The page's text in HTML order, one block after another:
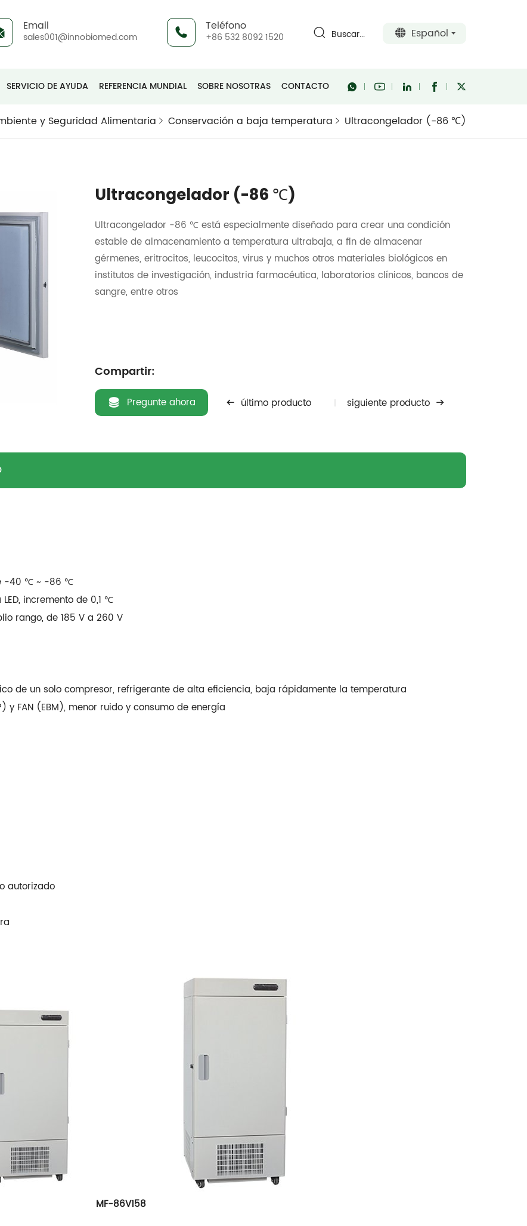
Español
Buscar...
Email
sales001@innobiomed.com
Teléfono
+86 532 8092 1520
SERVICIO DE AYUDA REFERENCIA MUNDIAL SOBRE NOSOTRAS CONTACTO
y Seguridad Alimentaria Conservación a baja temperatura Ultracongelador (-86 ℃)
Ultracongelador (-86 ℃)
Ultracongelador -86 ℃ está especialmente diseñado para crear una condición
estable de almacenamiento a temperatura ultrabaja, a fin de almacenar
gérmenes, eritrocitos, leucocitos, virus y muchos otros materiales biológicos en
institutos de investigación, industria farmacéutica, laboratorios clínicos, bancos de
sangre, entre otros
Compartir:
Pregunte ahora último producto siguiente producto
-40 ℃ ~ -86 ℃
incremento de 0,1 ℃
rango, de 185 V a 260 V
de un solo compresor, refrigerante de alta eficiencia, baja rápidamente la temperatura
FAN (EBM), menor ruido y consumo de energía
autorizado
86V158